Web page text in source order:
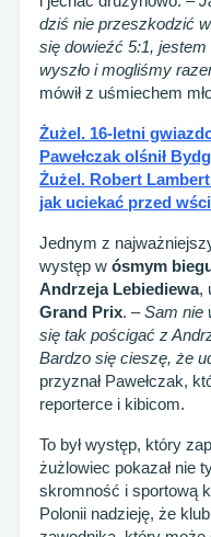
dziś nie przeszkodzić
się dowieźć 5:1,
wyszło i mogliśmy
mówił z uśmiechem
Żużel. 16-letni
Pawełczak olśnił
Żużel. Robert
jak uciekać przed
Jednym z
występ w ósmym
Andrzeja Lebiediewa,
Grand Prix. –Sam nie
się tak pościgać z
Bardzo się cieszę, że
przyznał Pawełczak,
reporterce i kibicom.
To był występ, który
żużlowiec pokazał nie
skromność i sportową
Polonii nadzieję, że